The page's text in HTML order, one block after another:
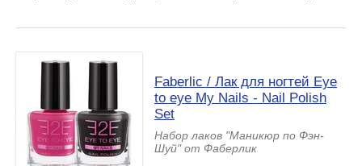
Faberlic / Лак для ногтей Eye
to eye My Nails - Nail Polish
Set
Набор лаков "Маникюр по Фэн-
Шуй" от Фаберлик